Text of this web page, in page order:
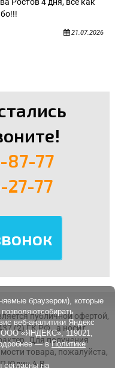
Ростов 4 дня, всё как
21.07.2026
87-77
27-77
публичной офертой,
(2) ГК РФ., а носит
Для получения
товара, пожалуйста,
Юдин А.В.
браузером), которые
веб-аналитики Яндекс
ООО «ЯНДЕКС», 119021,
— в Политике
согласны на